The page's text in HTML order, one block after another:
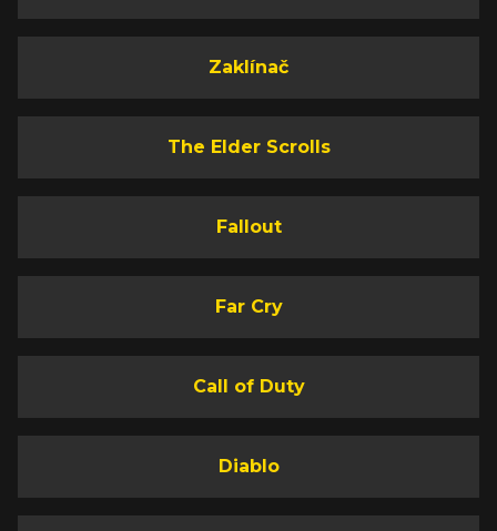
Zaklínač
The Elder Scrolls
Fallout
Far Cry
Call of Duty
Diablo